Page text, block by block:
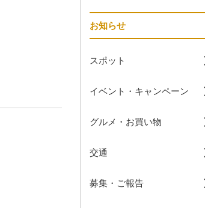
お知らせ
スポット
イベント・キャンペーン
グルメ・お買い物
交通
募集・ご報告